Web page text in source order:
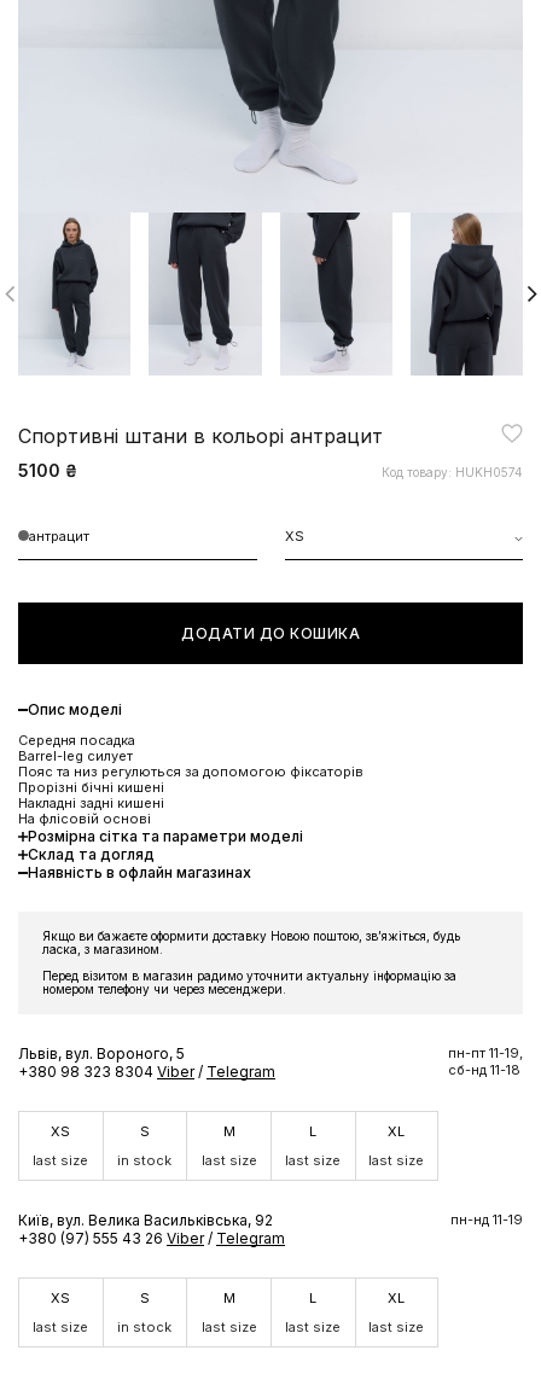
Спортивні штани в кольорі антрацит
5100 ₴ Код товару: HUKH0574
антрацит XS
ДОДАТИ ДО КОШИКА
Опис моделі
Середня посадка
Barrel-leg силует
Пояс та низ регулються за допомогою фіксаторів
Прорізні бічні кишені
Накладні задні кишені
На флісовій основі
Розмірна сітка та параметри моделі
Склад та догляд
Наявність в офлайн магазинах
Якщо ви бажаєте оформити доставку Новою поштою, звʼяжіться, будь
ласка, з магазином.
Перед візитом в магазин радимо уточнити актуальну інформацію за
номером телефону чи через месенджери.
Львів, вул. Вороного, 5
+380 98 323 8304 Viber / Telegram
пн-пт 11-19,
сб-нд 11-18
XS
last size
S
in stock
M
last size
L
last size
XL
last size
Київ, вул. Велика Васильківська, 92
+380 (97) 555 43 26 Viber / Telegram
пн-нд 11-19
XS
last size
S
in stock
M
last size
L
last size
XL
last size